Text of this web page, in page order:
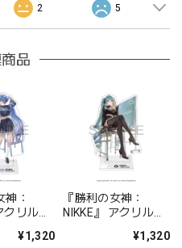
2 5
品
神：
クリルス
メイト
¥1,320
『勝利の女神：
NIKKE』 アクリルス
シャープレッスン
¥1,320